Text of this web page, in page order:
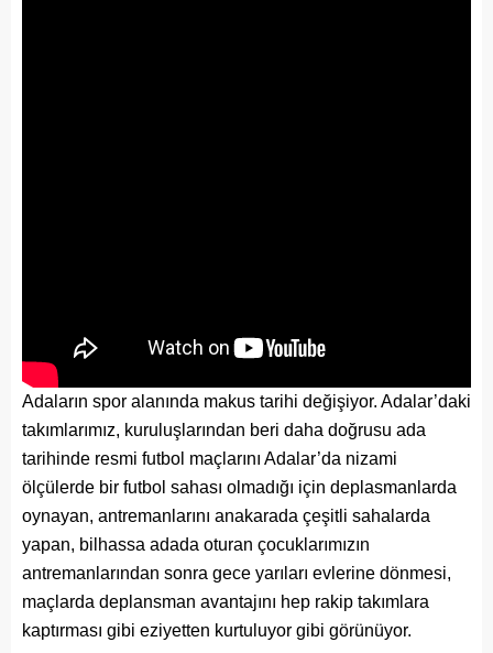
Adaların spor alanında makus tarihi değişiyor. Adalar’daki
takımlarımız, kuruluşlarından beri daha doğrusu ada
tarihinde resmi futbol maçlarını Adalar’da nizami
ölçülerde bir futbol sahası olmadığı için deplasmanlarda
oynayan, antremanlarını anakarada çeşitli sahalarda
yapan, bilhassa adada oturan çocuklarımızın
antremanlarından sonra gece yarıları evlerine dönmesi,
maçlarda deplansman avantajını hep rakip takımlara
kaptırması gibi eziyetten kurtuluyor gibi görünüyor.